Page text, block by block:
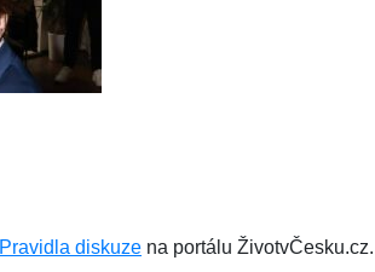
Pravidla diskuze na portálu ŽivotvČesku.cz.